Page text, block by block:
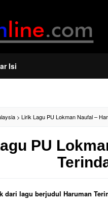
Isi
> Lirik Lagu PU Lokman Naufal –
PU
dari lagu berjudul Haruman